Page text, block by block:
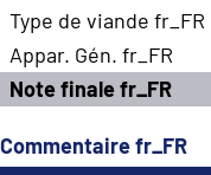
Type de viande fr_FR
Appar. Gén. fr_FR
Note finale fr_FR
Commentaire fr_FR